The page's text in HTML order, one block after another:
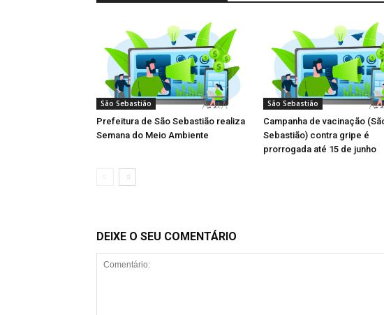
São Sebastião
Prefeitura de São Sebastião realiza
Semana do Meio Ambiente
São Sebastião
Campanha de vacinação
Sebastião) contra gripe é
prorrogada até 15 de junho
DEIXE O SEU COMENTÁRIO